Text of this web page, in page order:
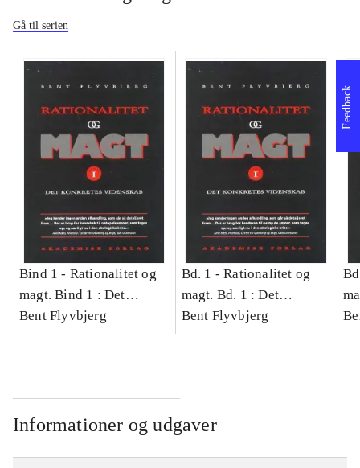
Gå til serien
Bind 1 - Rationalitet og
magt. Bind 1 : Det
konkretes videnskab
Bent Flyvbjerg
Bd. 1 -Rationalitet og
magt. Bd. 1 : Det
konkretes videnskab
Bent Flyvbjerg
Informationer og udgaver
Feedback